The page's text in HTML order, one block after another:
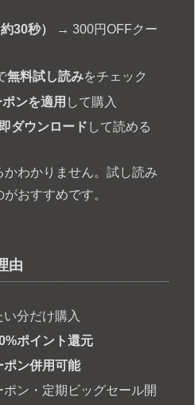
30秒）
→ 300円OFFクー
無料試し読みをチェック
ンを適用 して購入
即ダウンロード して読める
わかりません。試し読み
おすすめです。
由
い分だけ購入
ポイント還元
ポン併用可能
ン・定期ビッグセール開